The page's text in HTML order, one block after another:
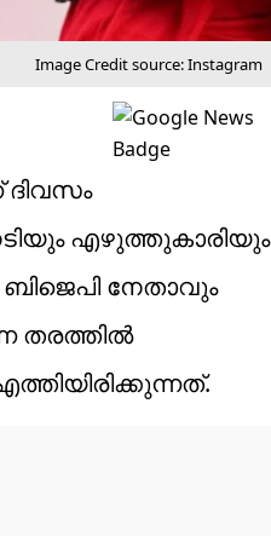
Image Credit source: Instagram
എഴുത്തുകാരിയും
നേതാവും
തരത്തിൽ